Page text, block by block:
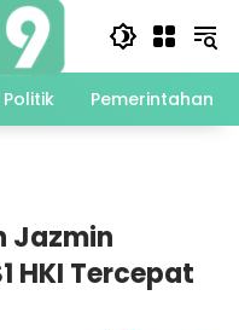
Politik Pemerintahan
Jazmin
HKI Tercepat